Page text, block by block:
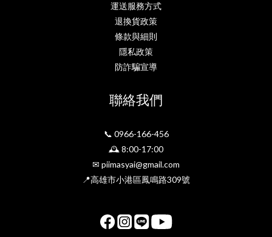
運送服務方式
退換貨政策
條款與細則
隱私政策
防詐騙宣導
聯絡我們
📞 0966-166-456
🕰 8:00-17:00
✉ piimasyai@gmail.com
📍高雄市小港區鳳鳴路309號